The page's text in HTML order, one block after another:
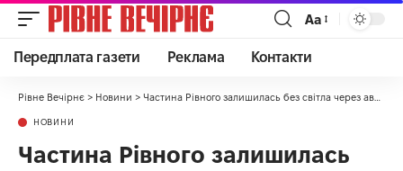
Аа
Передплата газети Реклама Контакти
Рівне Вечірнє > Новини > Частина Рівного залишилась без світла через аварію
НОВИНИ
Частина Рівного залишилась